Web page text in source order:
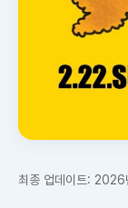
최종 업데이트: 2026